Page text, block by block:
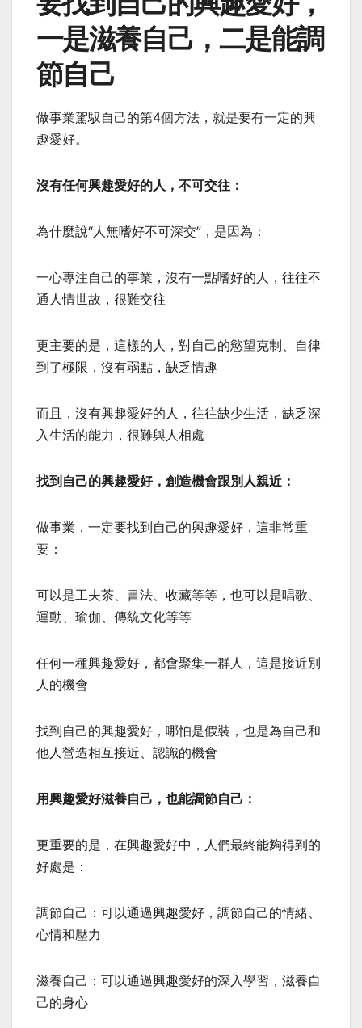
一是滋養自己，二是能調
節自己
做事業駕馭自己的第4個方法，就是要有一定的興
趣愛好。
沒有任何興趣愛好的人，不可交往：
為什麼說“人無嗜好不可深交”，是因為：
一心專注自己的事業，沒有一點嗜好的人，往往不
通人情世故，很難交往
更主要的是，這樣的人，對自己的慾望克制、自律
到了極限，沒有弱點，缺乏情趣
而且，沒有興趣愛好的人，往往缺少生活，缺乏深
入生活的能力，很難與人相處
找到自己的興趣愛好，創造機會跟別人親近：
做事業，一定要找到自己的興趣愛好，這非常重
要：
可以是工夫茶、書法、收藏等等，也可以是唱歌、
運動、瑜伽、傳統文化等等
任何一種興趣愛好，都會聚集一群人，這是接近別
人的機會
找到自己的興趣愛好，哪怕是假裝，也是為自己和
他人營造相互接近、認識的機會
用興趣愛好滋養自己，也能調節自己：
更重要的是，在興趣愛好中，人們最終能夠得到的
好處是：
調節自己：可以通過興趣愛好，調節自己的情緒、
心情和壓力
滋養自己：可以通過興趣愛好的深入學習，滋養自
己的身心